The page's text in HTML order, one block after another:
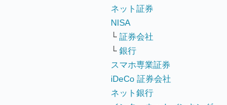
ネット証券
NISA
└ 証券会社
└ 銀行
スマホ専業証券
iDeCo 証券会社
ネット銀行